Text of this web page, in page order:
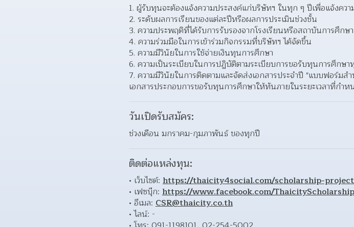
ผู้รับทุนจะต้องแจ้งความประสงค์แก่บริษัทฯ ในทุก ๆ ปีเพื่อแจ้งคว
ระดับผลการเรียนของแต่ละปีหรือผลการประเมินช่วงชั้น
ความประพฤติที่ได้รับการรับรองจากโรงเรียนหรือสถาบันการศึกษา
ความร่วมมือในการเข้าร่วมกิจกรรมที่บริษัทฯ ได้จัดขึ้น
ความมีวินัยในการใช้จ่ายเงินทุนการศึกษา
ความเป็นระเบียบในการปฏิบัติตามระเบียบการขอรับทุนการศึกษา
ความมีวินัยในการติดตามและจัดส่งเอกสารประจำปี "แบบฟอร์ม
เอกสารประกอบการขอรับทุนการศึกษาให้ทันภายในระยะเวลาที่กำห
วันเปิดรับสมัคร:
ช่วงเดือน มกราคม-กุมภาพันธ์ ของทุกปี
ติดต่อแหล่งทุน:
เว็บไซต์: https://thaicity4social.com/scholarship-
เฟซบุ๊ก: https://www.facebook.com/ThaicityScholarship
อีเมล: CSR@thaicity.co.th
ไลน์: -